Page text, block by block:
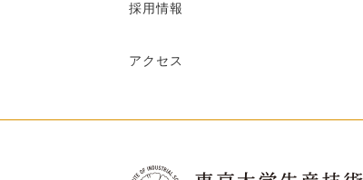
採用情報
アクセス